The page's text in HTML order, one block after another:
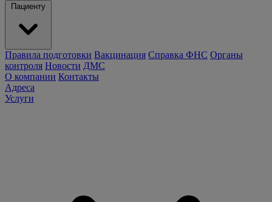
Пациенту
Правила подготовки Вакцинация Справка ФНС Органы
контроля Новости ДМС
О компании Контакты
Адреса
Услуги